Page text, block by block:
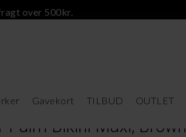
over 500kr.
Gavekort TILBUD OUTLET
Palm Bikini Maxi, Brown